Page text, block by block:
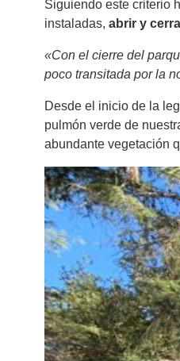
Siguiendo este criterio
instaladas, abrir y
«Con el cierre del
poco transitada por la
Desde el inicio de la
pulmón verde de
abundante vegetación